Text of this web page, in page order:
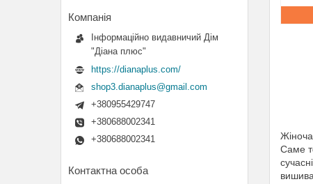
Жіноча
Саме
Інформаційно видавничий Дім
"Діана плюс"
https://dianaplus.com/
shop3.dianaplus@gmail.com
+380955429747
+380688002341
+380688002341